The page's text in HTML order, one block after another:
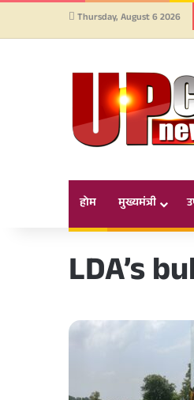
Thursday, August 6 2026
होम मुख्यमंत्री
LDA’s